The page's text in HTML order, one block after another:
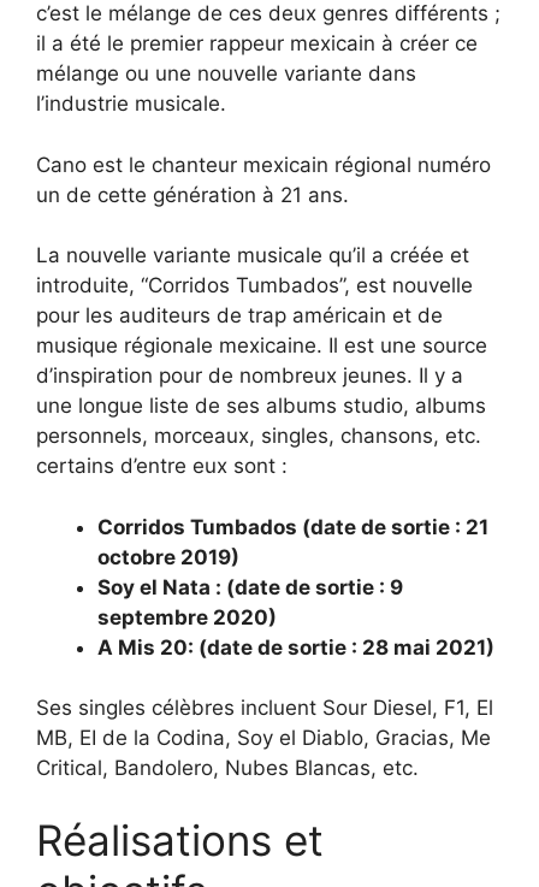
c’est le mélange de ces deux genres différents ;
il a été le premier rappeur mexicain à créer ce
mélange ou une nouvelle variante dans
l’industrie musicale.
Cano est le chanteur mexicain régional numéro
un de cette génération à 21 ans.
La nouvelle variante musicale qu’il a créée et
introduite, “Corridos Tumbados”, est nouvelle
pour les auditeurs de trap américain et de
musique régionale mexicaine. Il est une source
d’inspiration pour de nombreux jeunes. Il y a
une longue liste de ses albums studio, albums
personnels, morceaux, singles, chansons, etc.
certains d’entre eux sont :
Corridos Tumbados (date de sortie : 21
octobre 2019)
Soy el Nata : (date de sortie : 9
septembre 2020)
A Mis 20: (date de sortie : 28 mai 2021)
Ses singles célèbres incluent Sour Diesel, F1, El
MB, EI de la Codina, Soy el Diablo, Gracias, Me
Critical, Bandolero, Nubes Blancas, etc.
Réalisations et